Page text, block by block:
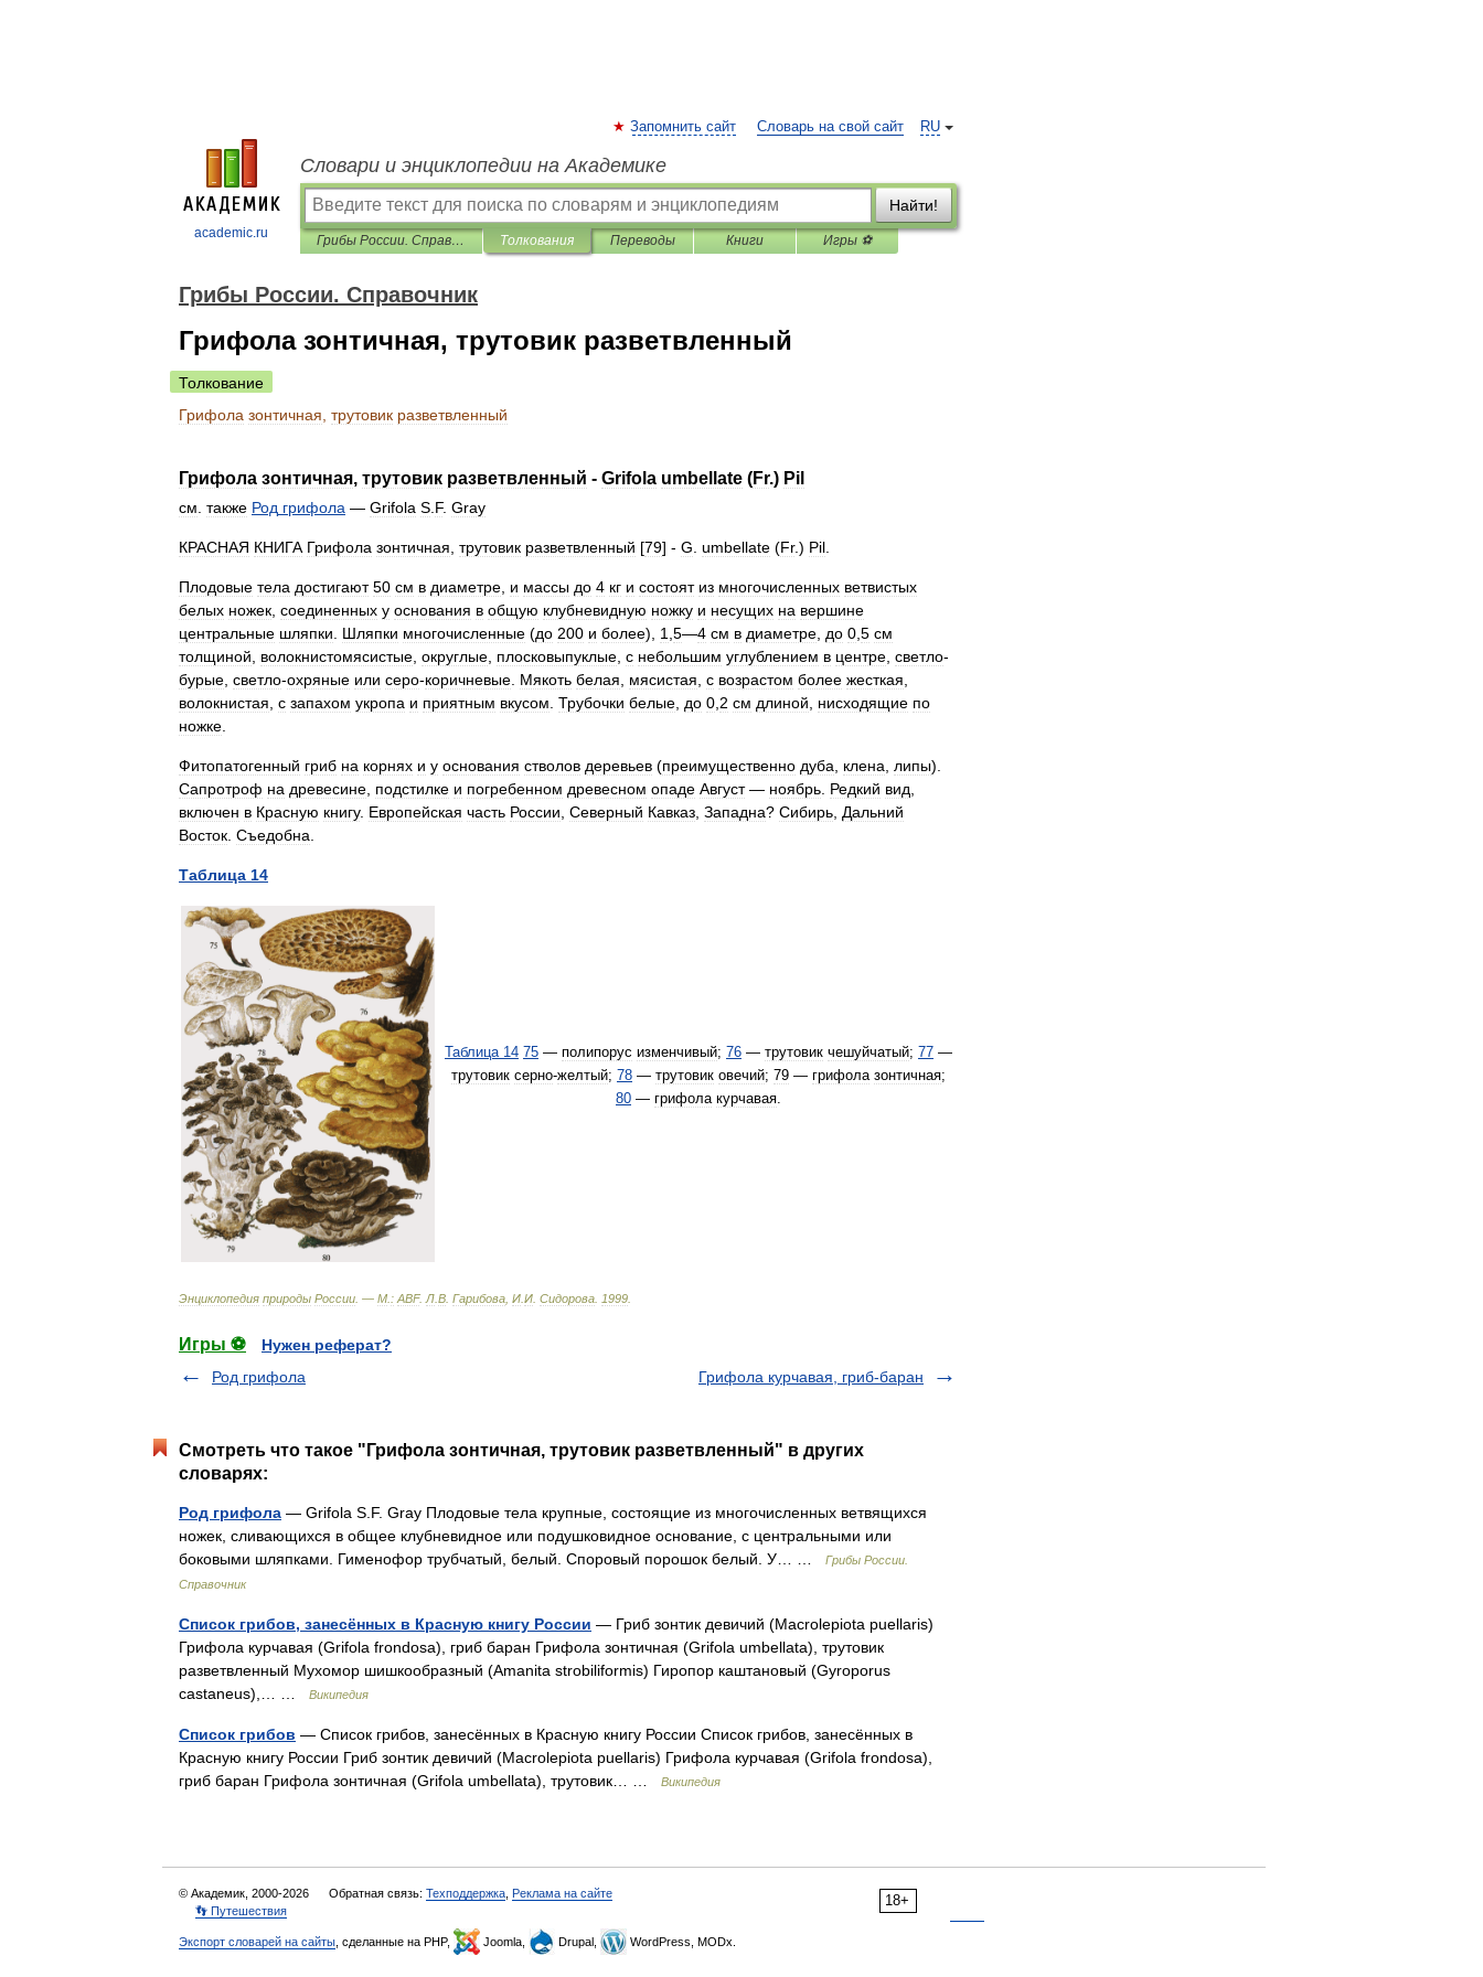
academic.ru
RU
Запомнить сайт Словарь на свой сайт
Словари и энциклопедии на Академике
Найти!
Грибы России. Справочник Толкования Переводы Книги Игры ⚽
Грибы России. Справочник
Грифола зонтичная, трутовик разветвленный
Толкование
Грифола зонтичная трутовик разветвленный
Грифола зонтичная, трутовик разветвленный - Grifola umbellate (Fr.) Pil
см также Род грифола — Grifola S F. Gray
КРАСНАЯ КНИГА Грифола зонтичная трутовик разветвленный [79] - G umbellate (Fr.) Pil
Плодовые тела достигают 50 см в диаметре и массы до 4 кг и состоят из многочисленных ветвистых
белых ножек соединенных у основания в общую клубневидную ножку и несущих на вершине
центральные шляпки Шляпки многочисленные (до 200 и более), 1 5—4 см в диаметре до 0 5 см
толщиной
волокнистомясистые округлые плосковыпуклые с небольшим углублением в центре светло-
бурые светло-охряные или серо-коричневые Мякоть белая мясистая с возрастом более жесткая
волокнистая с запахом укропа и приятным вкусом Трубочки белые до 0 2 см длиной нисходящие по
ножке
Фитопатогенный гриб на корнях и у основания стволов деревьев (преимущественно дуба клена липы).
Сапротроф на древесине подстилке и погребенном древесном опаде Август— ноябрь Редкий вид
включен в Красную книгу. Европейская часть России Северный Кавказ Западна? Сибирь Дальний
Восток Съедобна
Таблица 14
Таблица 14 75 — полипорус изменчивый; 76 — трутовик чешуйчатый; 77 —
трутовик серно-желтый; 78 — трутовик овечий; 79 — грифола зонтичная;
80 — грифола курчавая.
Энциклопедия природы России . — М : ABF. Л В Гарибова И И Сидорова 1999
Игры ⚽
Нужен реферат?
Род грифола
Грифола курчавая, гриб-баран
Смотреть что такое "Грифола зонтичная, трутовик разветвленный" в других
словарях:
Род грифола — Grifola S.F. Gray Плодовые тела крупные, состоящие из многочисленных ветвящихся
ножек, сливающихся в общее клубневидное или подушковидное основание, с центральными или
боковыми шляпками. Гименофор трубчатый, белый. Споровый порошок белый. У… …
Грибы России.
Справочник
Список грибов, занесённых в Красную книгу России — Гриб зонтик девичий (Macrolepiota puellaris)
Грифола курчавая (Grifola frondosa), гриб баран Грифола зонтичная (Grifola umbellata), трутовик
разветвленный Мухомор шишкообразный (Amanita strobiliformis) Гиропор каштановый (Gyroporus
castaneus),… …
Википедия
Список грибов — Список грибов, занесённых в Красную книгу России Список грибов, занесённых в
Красную книгу России Гриб зонтик девичий (Macrolepiota puellaris) Грифола курчавая (Grifola frondosa),
гриб баран Грифола зонтичная (Grifola umbellata), трутовик… …
Википедия
18+
© Академик, 2000-2026 Обратная связь: Техподдержка Реклама на сайте
👣 Путешествия
Экспорт словарей на сайты , сделанные на PHP, Joomla, Drupal, WordPress, MODx.